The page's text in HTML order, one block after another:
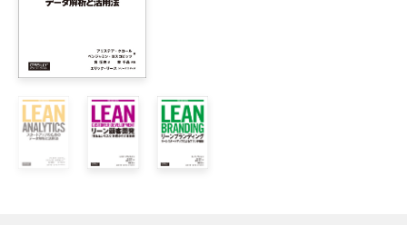
2章　ブルズアイ・フレームワーク
    ステップ 2：ランク付け
    ステップ 3：優先順位付け
    ステップ 4：テスト